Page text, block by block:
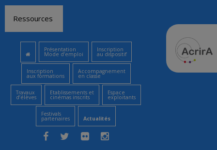
contenu
Ressources
Présentation
Mode d’emploi
Inscription
au dispositif
Inscription
aux formations
Accompagnement
en classe
Travaux
d’élèves
Etablissements et
cinémas inscrits
Espace
exploitants
Festivals
partenaires Actualités